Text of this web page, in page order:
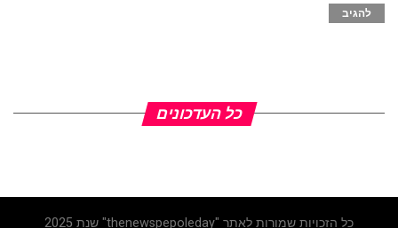
כל העדכונים
כל הזכויות שמורות לאתר "thenewspepoleday" שנת 2025